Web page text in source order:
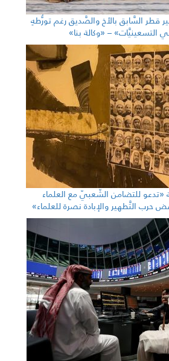
السَّابق بالأخ والصَّديق رغم تورُّطهِ
– «وكالة بنا»
للتضامن الشّعبيّ مع العلماء
التَّطهير والإبادة نصرة للعلماء»